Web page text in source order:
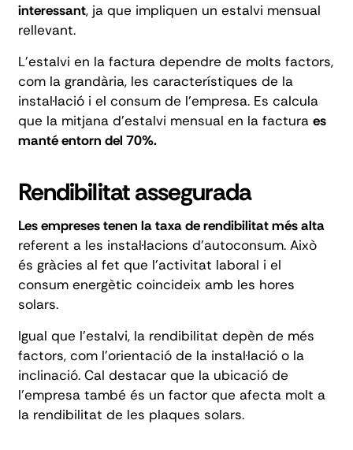
interessant, ja que impliquen un estalvi mensual
rellevant.
L'estalvi en la factura dependre de molts factors,
com la grandària, les característiques de la
instal·lació i el consum de l'empresa. Es calcula
que la mitjana d'estalvi mensual en la factura es
manté entorn del 70%.
Rendibilitat assegurada
Les empreses tenen la taxa de rendibilitat més alta
referent a les instal·lacions d'autoconsum. Això
és gràcies al fet que l'activitat laboral i el
consum energètic coincideix amb les hores
solars.
Igual que l'estalvi, la rendibilitat depèn de més
factors, com l'orientació de la instal·lació o la
inclinació. Cal destacar que la ubicació de
l'empresa també és un factor que afecta molt a
la rendibilitat de les plaques solars.